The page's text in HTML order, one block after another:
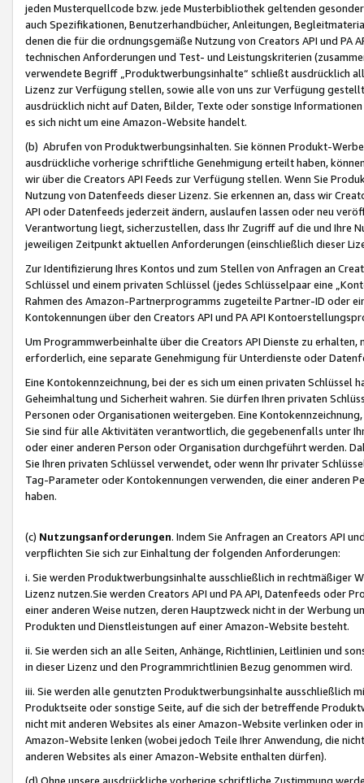
jeden Musterquellcode bzw. jede Musterbibliothek geltenden
auch Spezifikationen, Benutzerhandbücher, Anleitungen,
denen die für die ordnungsgemäße Nutzung von Creators API und PA
technischen Anforderungen und Test- und Leistungskriterien
verwendete Begriff „Produktwerbungsinhalte“ schließt ausdrücklich
Lizenz zur Verfügung stellen, sowie alle von uns zur Verfügung
ausdrücklich nicht auf Daten, Bilder, Texte oder sonstige
es sich nicht um eine Amazon-Website handelt.
(b) Abrufen von Produktwerbungsinhalten. Sie können Produkt-
ausdrückliche vorherige schriftliche Genehmigung erteilt haben,
wir über die Creators API Feeds zur Verfügung stellen. Wenn Sie
Nutzung von Datenfeeds dieser Lizenz. Sie erkennen an, dass wir
API oder Datenfeeds jederzeit ändern, auslaufen lassen oder neu
Verantwortung liegt, sicherzustellen, dass Ihr Zugriff auf die und Ihre
jeweiligen Zeitpunkt aktuellen Anforderungen (einschließlich dieser
Zur Identifizierung Ihres Kontos und zum Stellen von Anfragen an
Schlüssel und einem privaten Schlüssel (jedes Schlüsselpaar eine
Rahmen des Amazon-Partnerprogramms zugeteilte Partner-ID oder
Kontokennungen über den Creators API und PA API
Um Programmwerbeinhalte über die Creators API Dienste zu
erforderlich, eine separate Genehmigung für Unterdienste oder
Eine Kontokennzeichnung, bei der es sich um einen privaten
Geheimhaltung und Sicherheit wahren. Sie dürfen Ihren privaten
Personen oder Organisationen weitergeben. Eine
Sie sind für alle Aktivitäten verantwortlich, die gegebenenfalls unter
oder einer anderen Person oder Organisation durchgeführt werden.
Sie Ihren privaten Schlüssel verwendet, oder wenn Ihr privater
Tag-Parameter oder Kontokennungen verwenden, die einer anderen
haben.
(c) Nutzungsanforderungen. Indem Sie Anfragen an Creators API
verpflichten Sie sich zur Einhaltung der folgenden Anforderungen:
i. Sie werden Produktwerbungsinhalte ausschließlich in rechtmäßiger
Lizenz nutzen.Sie werden Creators API und PA API, Datenfeeds oder
einer anderen Weise nutzen, deren Hauptzweck nicht in der Werbung
Produkten und Dienstleistungen auf einer Amazon-Website besteht.
ii. Sie werden sich an alle Seiten, Anhänge, Richtlinien, Leitlinien und
in dieser Lizenz und den Programmrichtlinien Bezug genommen wird.
iii. Sie werden alle genutzten Produktwerbungsinhalte ausschließlich
Produktseite oder sonstige Seite, auf die sich der betreffende
nicht mit anderen Websites als einer Amazon-Website verlinken oder
Amazon-Website lenken (wobei jedoch Teile Ihrer Anwendung, die
anderen Websites als einer Amazon-Website enthalten dürfen).
(d) Ohne unsere ausdrückliche vorherige schriftliche Zustimmung